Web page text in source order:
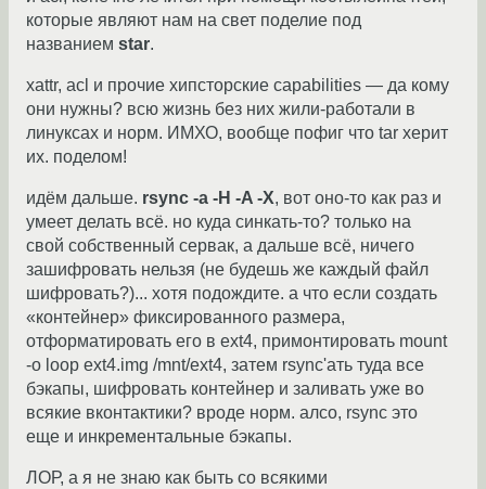
которые являют нам на свет поделие под
названием star.
xattr, acl и прочие хипсторские capabilities — да кому
они нужны? всю жизнь без них жили-работали в
линуксах и норм. ИМХО, вообще пофиг что tar херит
их. поделом!
идём дальше. rsync -a -H -A -X, вот оно-то как раз и
умеет делать всё. но куда синкать-то? только на
свой собственный сервак, а дальше всё, ничего
зашифровать нельзя (не будешь же каждый файл
шифровать?)... хотя подождите. а что если создать
«контейнер» фиксированного размера,
отформатировать его в ext4, примонтировать mount
-o loop ext4.img /mnt/ext4, затем rsync'ать туда все
бэкапы, шифровать контейнер и заливать уже во
всякие вконтактики? вроде норм. алсо, rsync это
еще и инкрементальные бэкапы.
ЛОР, а я не знаю как быть со всякими